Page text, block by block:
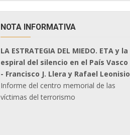
NOTA INFORMATIVA
LA ESTRATEGIA DEL MIEDO. ETA y la
espiral del silencio en el País Vasco
- Francisco J. Llera y Rafael Leonisio
Informe del centro memorial de las
víctimas del terrorismo